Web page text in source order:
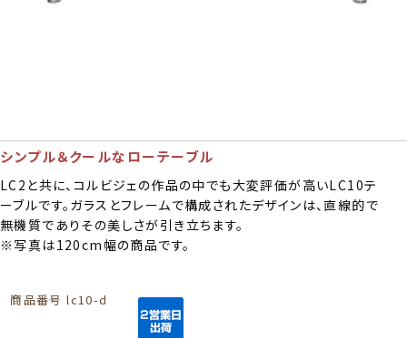
シンプル＆クールなローテーブル
LC2と共に、コルビジェの作品の中でも大変評価が高いLC10テ
ーブルです。ガラスとフレームで構成されたデザインは、直線的で
無機質でありその美しさが引き立ちます。
※写真は120cm幅の商品です。
商品番号 lc10-d